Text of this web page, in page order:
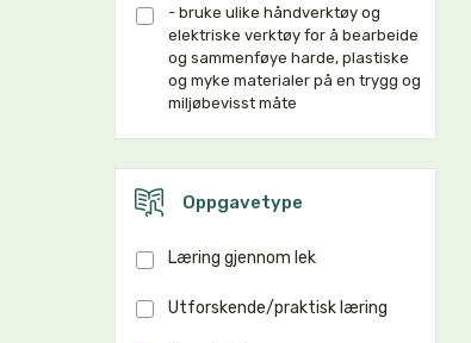
- bruke ulike håndverktøy og
elektriske verktøy for å bearbeide
og sammenføye harde, plastiske
og myke materialer på en trygg og
miljøbevisst måte
Oppgavetype
Læring gjennom lek
Utforskende/praktisk læring